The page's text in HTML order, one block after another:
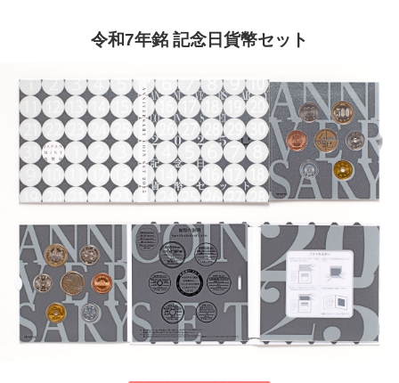
令和7年銘 記念日貨幣セット